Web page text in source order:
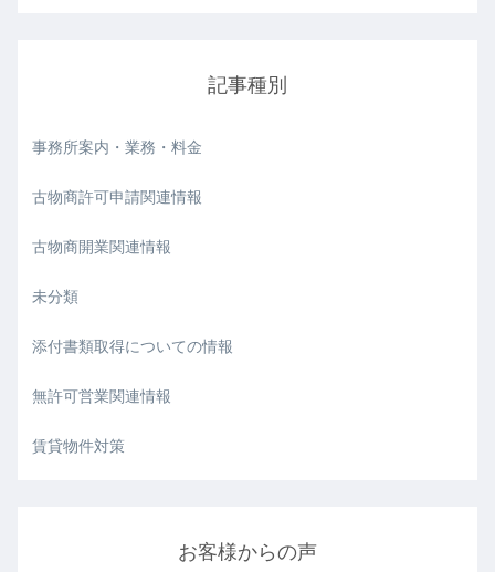
記事種別
事務所案内・業務・料金
古物商許可申請関連情報
古物商開業関連情報
未分類
添付書類取得についての情報
無許可営業関連情報
賃貸物件対策
お客様からの声